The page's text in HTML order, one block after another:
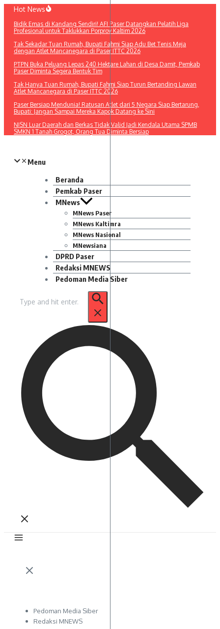
Lewati
konten
Hot News
Bidik Emas di Kandang Sendiri! AFI Paser Datangkan Pelatih Liga
Profesional untuk Taklukkan Porprov Kaltim 2026
Tak Sekadar Tuan Rumah, Bupati Fahmi Siap Adu Bet Tenis Meja
dengan Atlet Mancanegara di Paser ITTC 2026
PTPN Buka Peluang Lepas 240 Hektare Lahan di Desa Damit, Pemkab
Paser Diminta Segera Bentuk Tim
Tak Hanya Tuan Rumah, Bupati Fahmi Siap Turun Bertanding Lawan
Atlet Mancanegara di Paser ITTC 2026
Paser Bersiap Mendunia! Ratusan Atlet dari 5 Negara Siap Bertarung,
Bupati: Jangan Sampai Mereka Kapok Datang ke Sini
NISN Luar Daerah dan Berkas Tidak Valid Jadi Kendala Utama SPMB
SMKN 1 Tanah Grogot, Orang Tua Diminta Bersiap
Menu
Beranda
Pemkab Paser
MNews
MNews Paser
MNews Kaltimra
MNews Nasional
MNewsiana
DPRD Paser
Redaksi MNEWS
Pedoman Media Siber
untuk:
Pedoman Media Siber
Redaksi MNEWS